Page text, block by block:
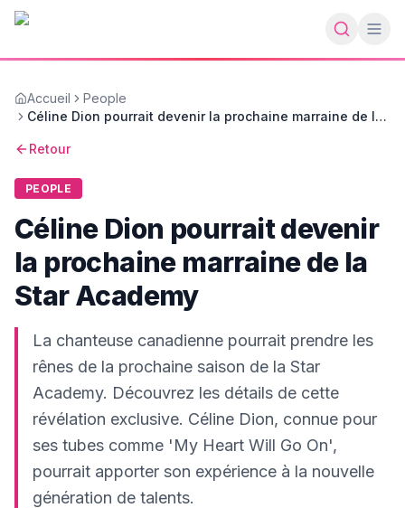
Accueil
People
Céline Dion pourrait devenir la prochaine marraine de la
Retour
PEOPLE
Céline Dion pourrait devenir
la prochaine marraine de la
Star Academy
La chanteuse canadienne pourrait prendre les
rênes de la prochaine saison de la Star
Academy. Découvrez les détails de cette
révélation exclusive. Céline Dion, connue pour
ses tubes comme 'My Heart Will Go On',
pourrait apporter son expérience à la nouvelle
génération de talents.